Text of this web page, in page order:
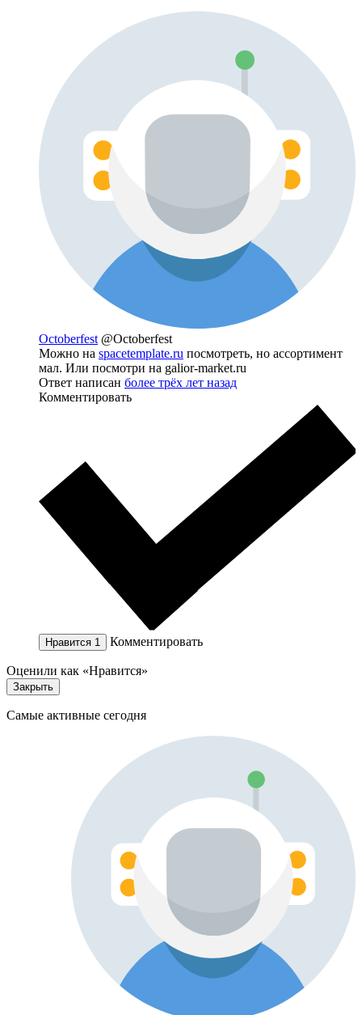
Octoberfest @Octoberfest
Можно на spacetemplate.ru посмотреть, но ассортимент
мал. Или посмотри на galior-market.ru
Ответ написан более трёх лет назад
Комментировать
Нравится 1 Комментировать
Оценили как «Нравится»
Закрыть
Самые активные сегодня